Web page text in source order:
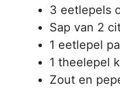
3 eetlepels
Sap van 2
1 eetlepel
1 theelepel
Zout en